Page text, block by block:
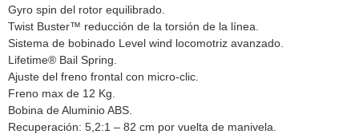
Gyro spin del rotor equilibrado.
Twist Buster™ reducción de la torsión de la línea.
Sistema de bobinado Level wind locomotriz avanzado.
Lifetime® Bail Spring.
Ajuste del freno frontal con micro-clic.
Freno max de 12 Kg.
Bobina de Aluminio ABS.
Recuperación: 5,2:1 – 82 cm por vuelta de manivela.